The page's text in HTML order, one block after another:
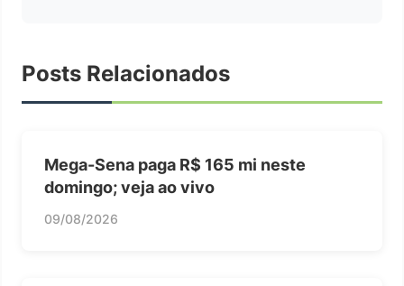
Posts Relacionados
Mega-Sena paga R$ 165 mi neste
domingo; veja ao vivo
09/08/2026